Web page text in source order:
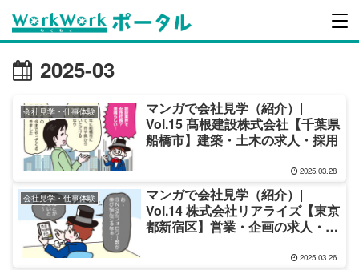
2025-03
会社見学・仕事体験
マンガで会社見学（紹介）|
Vol.15 髙根建設株式会社【千葉県
船橋市】建築・土木の求人・採用
2025.03.28
会社見学・仕事体験
マンガで会社見学（紹介）|
Vol.14 株式会社リアライズ【東京
都新宿区】営業・企画の求人・採
2025.03.26